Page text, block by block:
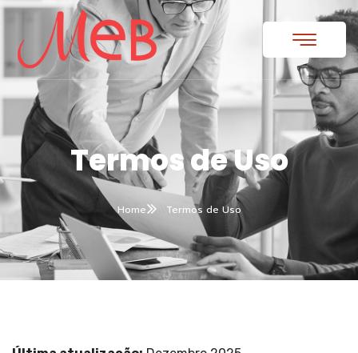
Termos de Uso
Home Termos de Uso